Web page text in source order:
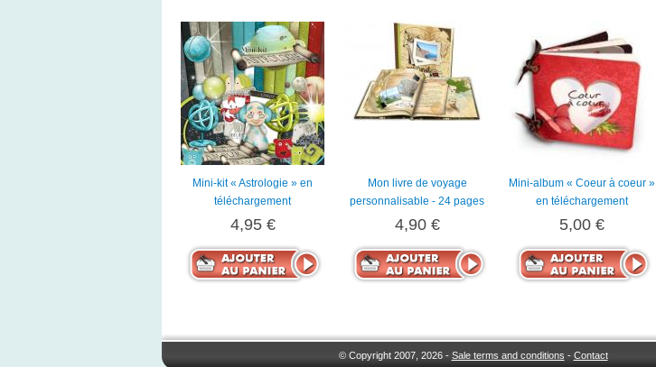
Mini-kit « Astrologie » en
téléchargement
4,95 €
Mon livre de voyage
personnalisable - 24 pages
4,90 €
Mini-album « Coeur à coeur »
en téléchargement
5,00 €
© Copyright 2007, 2026 - Sale terms and conditions - Contact